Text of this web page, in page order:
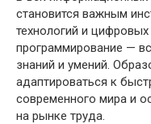
становится важным
технологий и
программирование —
знаний и умений.
адаптироваться к
современного мира и
на рынке труда.